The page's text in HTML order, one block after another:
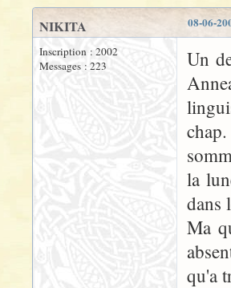
08-06-
NIKITA
Inscription : 2002
Messages : 223
Un
la
dans
Ma
qu'a